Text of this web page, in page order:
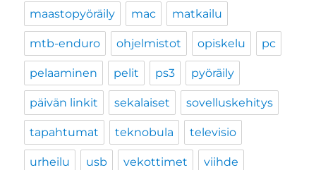
maastopyöräily mac matkailu
mtb-enduro ohjelmistot opiskelu pc
pelaaminen pelit ps3 pyöräily
päivän linkit sekalaiset sovelluskehitys
tapahtumat teknobula televisio
urheilu usb vekottimet viihde